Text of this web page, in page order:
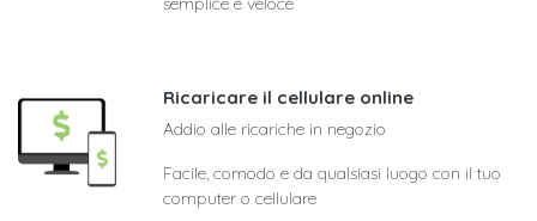
Ricaricare il cellulare online
Addio alle ricariche in negozio
Facile, comodo e da qualsiasi luogo con il tuo
computer o cellulare